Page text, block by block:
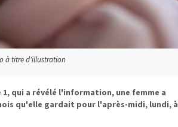
à titre d'illustration
1, qui a révélé l'information, une femme a
qu'elle gardait pour l'après-midi, lundi, à